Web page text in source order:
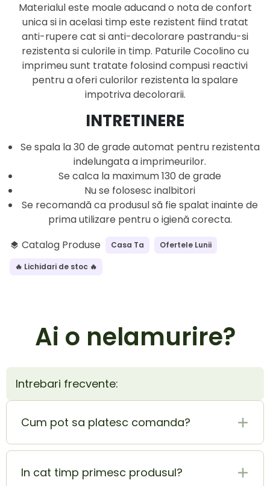
Materialul este moale aducand o nota de confort
unica si in acelasi timp este rezistent fiind tratat
anti-rupere cat si anti-decolorare pastrandu-si
rezistenta si culorile in timp. Paturile Cocolino cu
imprimeu sunt tratate folosind compusi reactivi
pentru a oferi culorilor rezistenta la spalare
impotriva decolorarii.
INTRETINERE
Se spala la 30 de grade automat pentru rezistenta
indelungata a imprimeurilor.
Se calca la maximum 130 de grade
Nu se folosesc inalbitori
Se recomandă ca produsul să fie spalat inainte de
prima utilizare pentru o igienă corecta.
layers Catalog Produse Casa Ta Ofertele Lunii
🔥 Lichidari de stoc 🔥
Ai o nelamurire?
Intrebari frecvente:
Cum pot sa platesc comanda?
Plata la livrare (ramburs) este cel mai sigur si
mai usor mod de plata. In acelasi timp poti
In cat timp primesc produsul?